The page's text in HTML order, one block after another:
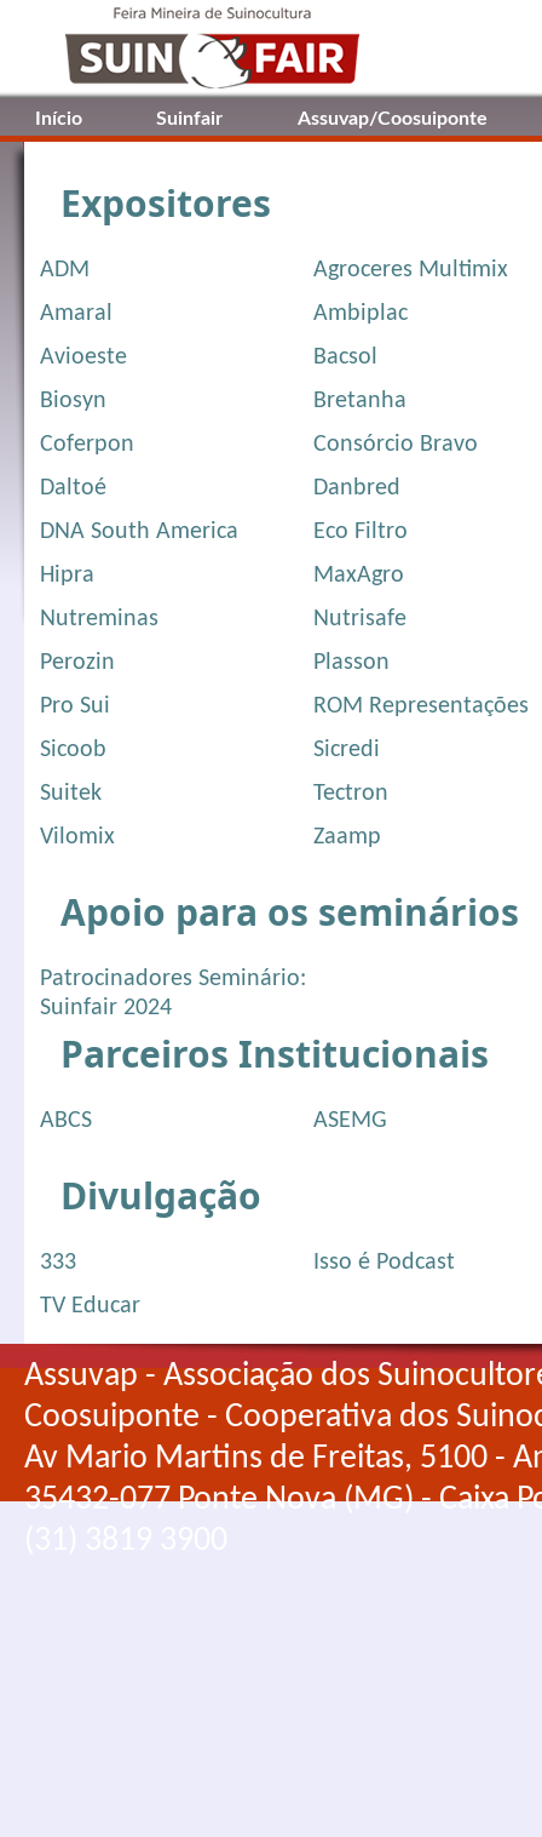
Início Suinfair Assuvap/Coosuiponte
Expositores
ADM
Agroceres Multimix
Amaral
Ambiplac
Avioeste
Bacsol
Biosyn
Bretanha
Coferpon
Consórcio Bravo
Daltoé
Danbred
DNA South America
Eco Filtro
Hipra
MaxAgro
Nutreminas
Nutrisafe
Perozin
Plasson
Pro Sui
ROM Representações
Sicoob
Sicredi
Suitek
Tectron
Vilomix
Zaamp
Apoio para os seminários
Patrocinadores Seminário:
Suinfair 2024
Parceiros Institucionais
ABCS ASEMG
Divulgação
333
Isso é Podcast
TV Educar
Assuvap - Associação dos
Coosuiponte - Cooperativa dos
Av Mario Martins de Freitas, 5100 -
35432-077 Ponte Nova (MG) - Caixa